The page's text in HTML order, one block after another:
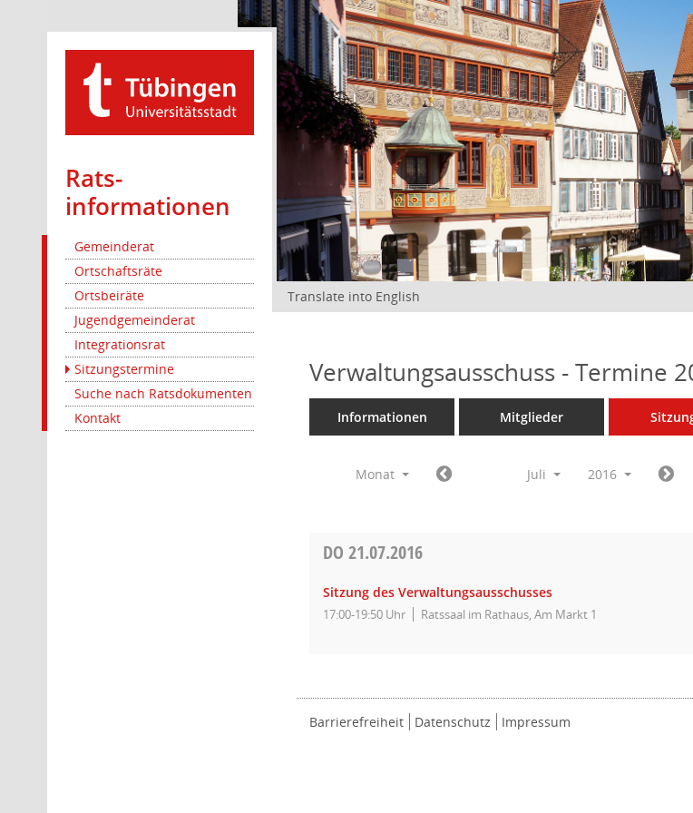
Rats­
informationen
Gemeinderat
Ortschaftsräte
Ortsbeiräte
Jugendgemeinderat
Integrationsrat
Sitzungstermine
Suche nach Ratsdokumenten
Kontakt
Translate into English
Verwaltungsausschuss - Termine
Informationen Mitglieder
Monat Juli 2016
DO21.07.2016
Sitzung des Verwaltungsausschusses
17:00-19:50 Uhr Ratssaal im Rathaus, Am Markt 1
Barrierefreiheit Datenschutz Impressum